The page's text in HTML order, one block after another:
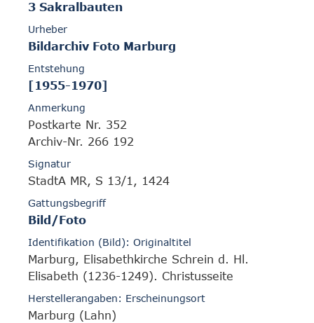
3 Sakralbauten
Urheber
Bildarchiv Foto Marburg
Entstehung
[1955-1970]
Anmerkung
Postkarte Nr. 352
Archiv-Nr. 266 192
Signatur
StadtA MR, S 13/1, 1424
Gattungsbegriff
Bild/Foto
Identifikation (Bild): Originaltitel
Marburg, Elisabethkirche Schrein d. Hl.
Elisabeth (1236-1249). Christusseite
Herstellerangaben: Erscheinungsort
Marburg (Lahn)